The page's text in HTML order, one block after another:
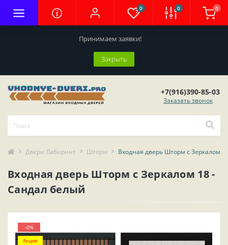
Принимаем заявки!
Закрыть
0 0 0
+7(916)390-85-03
Заказать звонок
Двери Лабиринт Шторм Входная дверь Шторм с Зеркалом
Входная дверь Шторм с Зеркалом 18 -
Сандал белый
-0%
Акция